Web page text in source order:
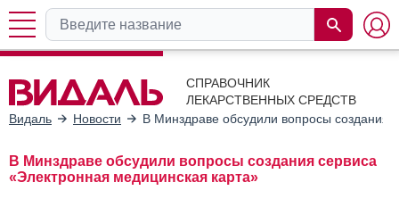
СПРАВОЧНИК
ЛЕКАРСТВЕННЫХ СРЕДСТВ
Видаль
Новости В Минздраве обсудили вопросы создания
В Минздраве обсудили вопросы создания сервиса
«Электронная медицинская карта»